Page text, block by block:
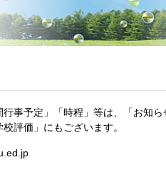
事予定」「時程」等は、「お知ら
評価」にもございます。